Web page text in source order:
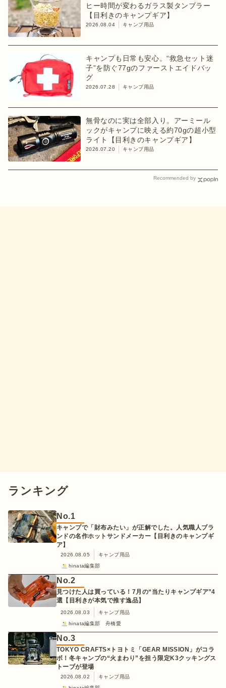
ヒー時間が変わるガラス製タンブラー
【目利きのキャンプギア】
2026.08.04 キャンプ用品
キャンプも日常も安心。“救急セット迷
子”を防ぐ77gのファーストエイドバッ
グ
2026.07.28 キャンプ用品
無骨なのに実は全部入り。アーミール
ックがキャンプに映える約70gの超小型
ライト【目利きのキャンプギア】
2026.07.20 キャンプ用品
Recommended by
ランキング
No.1
キャンプで「財布みたい」が正解でした。人気職人ブラ
ンドの名作ホットサンドメーカー【目利きのキャンプギ
ア】
2026.08.05
キャンプ用品
hinata編集部
No.2
見つけた人は買っている！7月の“当たりキャンプギア”4
選【目利きが本気で推す逸品】
2026.08.03
キャンプ用品
hinata編集部 舟橋愛
No.3
TOKYO CRAFTS×トヨトミ「GEAR MISSION」がコラ
ボ！冬キャンプの“火まわり”を担う限定K3クッキングス
トーブが登場
2026.08.02
キャンプ用品